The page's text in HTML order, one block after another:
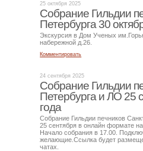
25 октября 2025
Собрание Гильдии
Петербурга 30
Экскурсия в Дом Ученых
набережной д.26.
Комментировать
24 сентября 2025
Собрание Гильдии
Петербурга и ЛО 25
года
Собрание Гильдии печников
25 сентября в онлайн формате
Начало собрания в 17.00.
желающие.Ссылка будет
чатах.